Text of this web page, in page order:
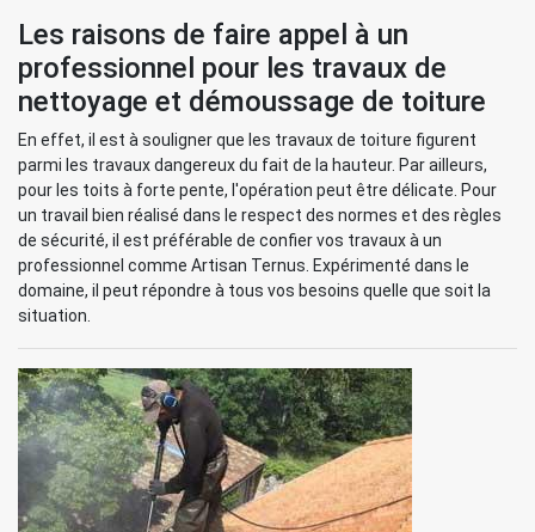
Les raisons de faire appel à un
professionnel pour les travaux de
nettoyage et démoussage de toiture
En effet, il est à souligner que les travaux de toiture figurent
parmi les travaux dangereux du fait de la hauteur. Par ailleurs,
pour les toits à forte pente, l'opération peut être délicate. Pour
un travail bien réalisé dans le respect des normes et des règles
de sécurité, il est préférable de confier vos travaux à un
professionnel comme Artisan Ternus. Expérimenté dans le
domaine, il peut répondre à tous vos besoins quelle que soit la
situation.